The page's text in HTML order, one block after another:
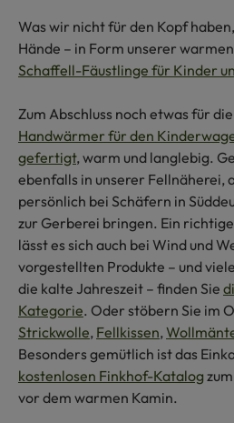
Was wir nicht für den Kopf
Hände – in Form unserer
Schaffell-Fäustlinge für Kinder
Zum Abschluss noch etwas für
Handwärmer für den
gefertigt, warm und langlebig.
ebenfalls in unserer Fellnäherei,
persönlich bei Schäfern in
zur Gerberei bringen. Ein
lässt es sich auch bei Wind und
vorgestellten Produkte – und
die kalte Jahreszeit – finden Sie
Kategorie. Oder stöbern Sie im
Strickwolle, Fellkissen,
Besonders gemütlich ist das
kostenlosen Finkhof-Katalog
vor dem warmen Kamin.